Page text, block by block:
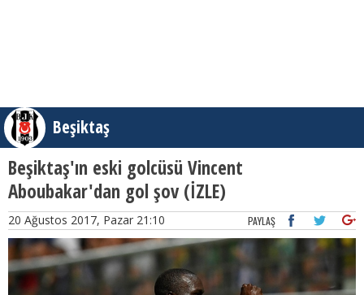
Beşiktaş
Beşiktaş'ın eski golcüsü Vincent
Aboubakar'dan gol şov (İZLE)
20 Ağustos 2017, Pazar 21:10 PAYLAŞ